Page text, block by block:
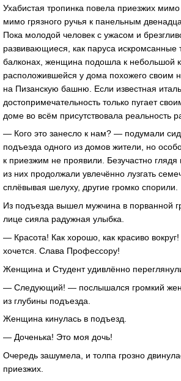
Ухабистая тропинка повела приезжих
мимо грязного ручья к панельным
Пока молодой человек с ужасом и
развивающиеся, как паруса искромсанные
балконах, женщина подошла к небольшой
расположившейся у дома похожего своим
на Пизанскую башню. Если известная
достопримечательность только пугает
доме во всём присутствовала реальность
— Кого это занесло к нам? — подумали
подъезда одного из домов жители, но
к приезжим не проявили. Безучастно глядя
из них продолжали увлечённо лузгать
сплёвывая шелуху, другие громко спорили.
Из подъезда вышел мужчина в порванной
лице сияла радужная улыбка.
— Красота! Как хорошо, как красиво
хочется. Слава Профессору!
Женщина и Студент удивлённо
— Следующий! — послышался громкий
из глубины подъезда.
Женщина кинулась в подъезд.
— Доченька! Это моя дочь!
Очередь зашумела, и толпа грозно
приезжих.